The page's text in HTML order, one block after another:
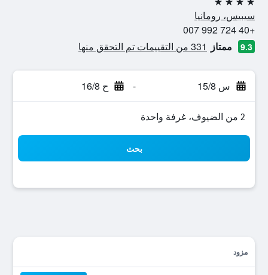
4 نجوم
سيبيس، رومانيا
+40 724 992 007
9.3 ممتاز 331 من التقييمات تم التحقق منها
س 15/8 - ح 16/8
2 من الضيوف، غرفة واحدة
بحث
مزود